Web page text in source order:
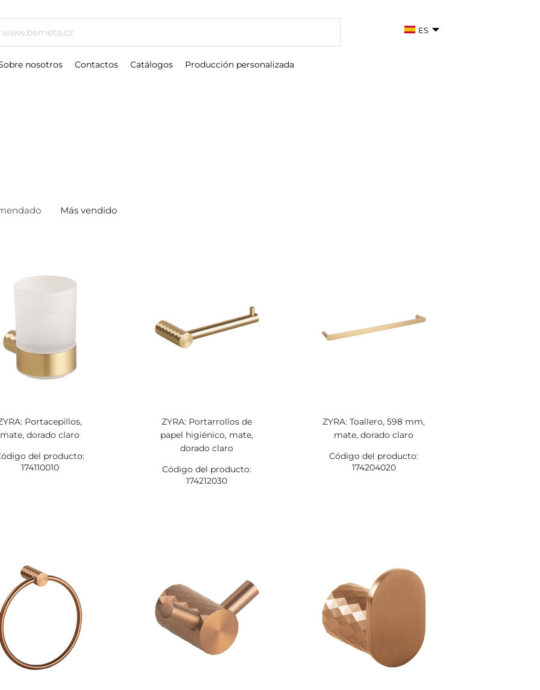
nosotros Contactos Catálogos Producción personalizada
ES
Más vendido
Portacepillos,
mate, dorado claro
del producto:
174110010
ZYRA: Portarrollos de
papel higiénico, mate,
dorado claro
Código del producto:
174212030
ZYRA: Toallero, 598 mm,
mate, dorado claro
Código del producto:
174204020